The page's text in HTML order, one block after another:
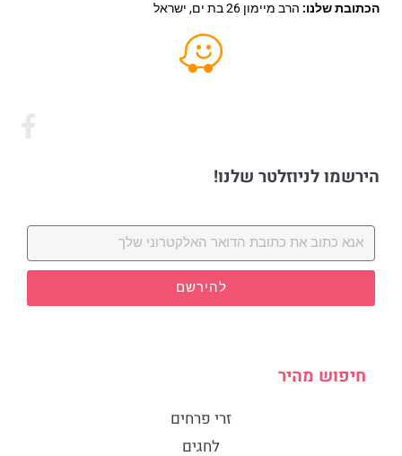
הכתובת שלנו: הרב מיימון 26 בת ים, ישראל
הירשמו לניוזלטר שלנו!
להירשם
חיפוש מהיר
זרי פרחים
לחגים